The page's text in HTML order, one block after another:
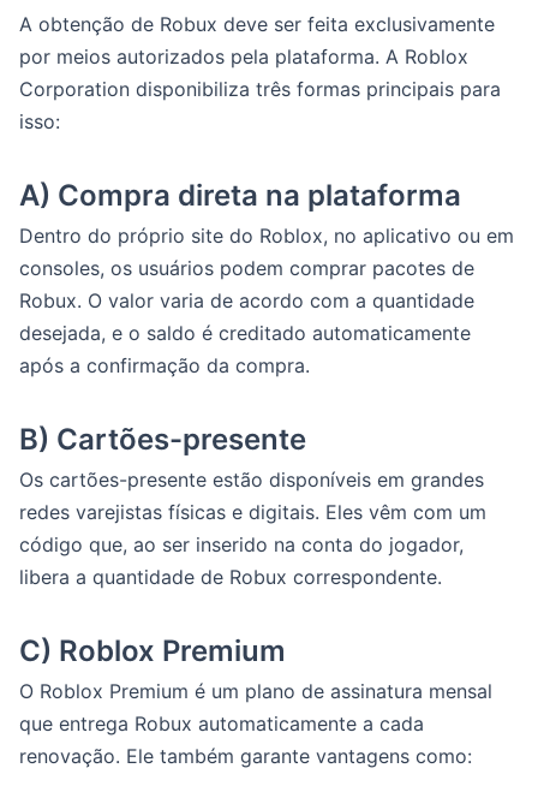
A obtenção de Robux deve ser feita exclusivamente
por meios autorizados pela plataforma. A Roblox
Corporation disponibiliza três formas principais para
isso:
A) Compra direta na plataforma
Dentro do próprio site do Roblox, no aplicativo ou em
consoles, os usuários podem comprar pacotes de
Robux. O valor varia de acordo com a quantidade
desejada, e o saldo é creditado automaticamente
após a confirmação da compra.
B) Cartões-presente
Os cartões-presente estão disponíveis em grandes
redes varejistas físicas e digitais. Eles vêm com um
código que, ao ser inserido na conta do jogador,
libera a quantidade de Robux correspondente.
C) Roblox Premium
O Roblox Premium é um plano de assinatura mensal
que entrega Robux automaticamente a cada
renovação. Ele também garante vantagens como: